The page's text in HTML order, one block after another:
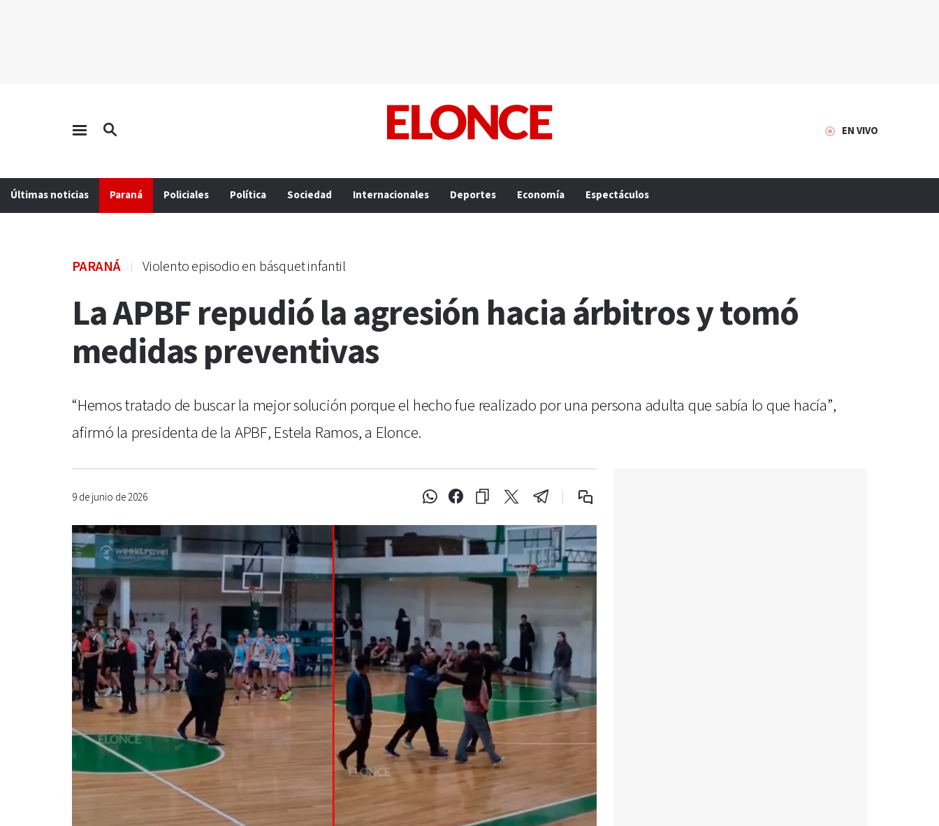
EN VIVO
Últimas noticias Paraná Policiales Política Sociedad Internacionales Deportes Economía Espectáculos
PARANÁ Violento episodio en básquet infantil
La APBF repudió la agresión hacia árbitros y tomó
medidas preventivas
“Hemos tratado de buscar la mejor solución porque el hecho fue realizado por una persona adulta que sabía lo que hacía”,
afirmó la presidenta de la APBF, Estela Ramos, a Elonce.
9 de junio de 2026